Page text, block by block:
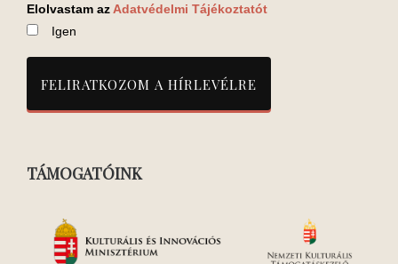
Elolvastam az Adatvédelmi Tájékoztatót
Igen
TÁMOGATÓINK